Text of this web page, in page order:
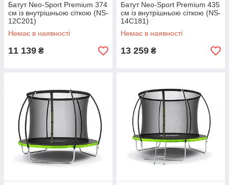
Батут Neo-Sport Premium 374
см із внутрішньою сіткою (NS-
12C201)
Немає в наявності
11 139 ₴
Батут Neo-Sport Premium 435
см із внутрішньою сіткою (NS-
14C181)
Немає в наявності
13 259 ₴